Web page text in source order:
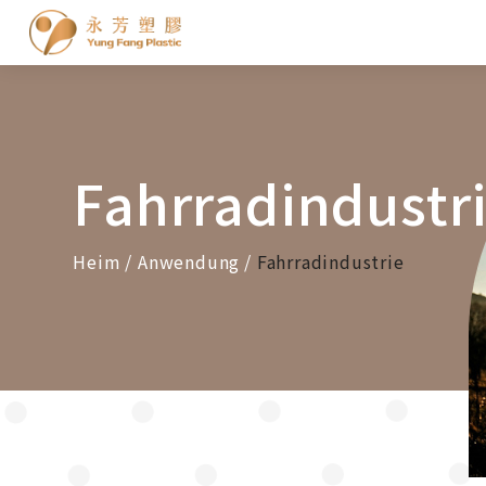
Heim Anwendung Fahrradindustrie
Cookie-Einstellungen